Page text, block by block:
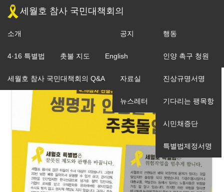
세월호 참사 국민대책회의
소개
조직도
세월호 참사 국민대책회의 Q&A
공지
입장
자료실
뉴스레터
행동
인양 촉구 청원
진상규명서명
기다리는 팽목항
시민채증단
특별법제정서명
4·16 특별법 촛불 지도 English